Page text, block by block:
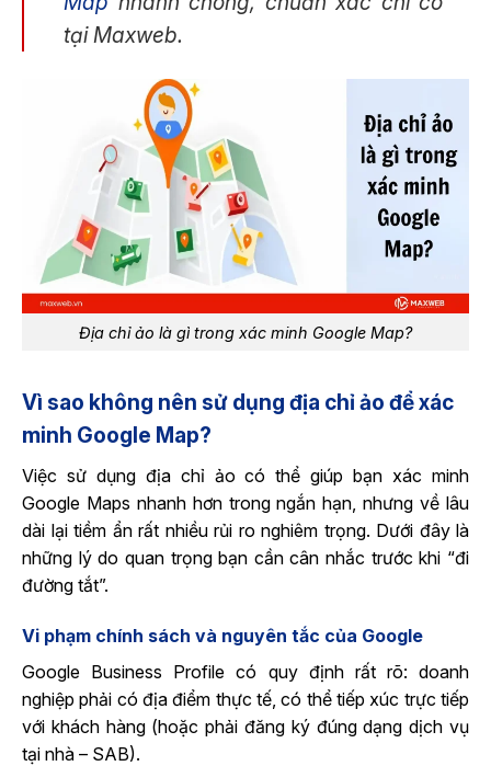
tại Maxweb.
Địa chỉ ảo là gì trong xác minh Google Map?
Vì sao không nên sử dụng địa chỉ ảo để xác
minh Google Map?
Việc sử dụng địa chỉ ảo có thể giúp bạn xác minh
Google Maps nhanh hơn trong ngắn hạn, nhưng về lâu
dài lại tiềm ẩn rất nhiều rủi ro nghiêm trọng. Dưới đây là
những lý do quan trọng bạn cần cân nhắc trước khi “đi
đường tắt”.
Vi phạm chính sách và nguyên tắc của Google
Google Business Profile có quy định rất rõ: doanh
nghiệp phải có địa điểm thực tế, có thể tiếp xúc trực tiếp
với khách hàng (hoặc phải đăng ký đúng dạng dịch vụ
tại nhà – SAB).